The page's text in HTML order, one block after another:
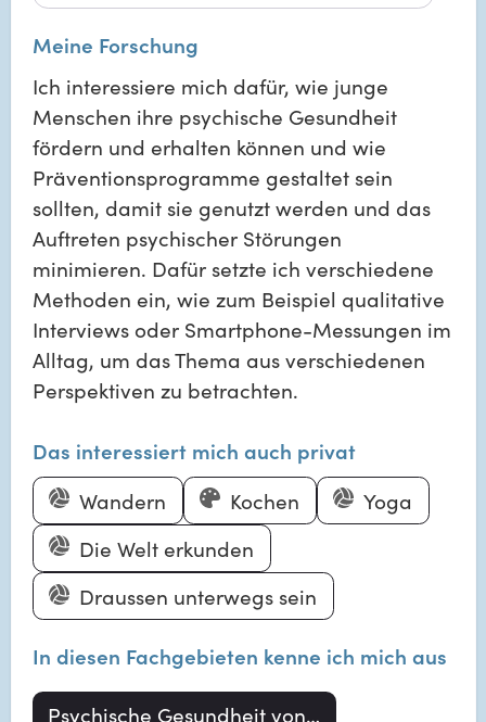
Meine Forschung
Ich interessiere mich dafür, wie junge
Menschen ihre psychische Gesundheit
fördern und erhalten können und wie
Präventionsprogramme gestaltet sein
sollten, damit sie genutzt werden und das
Auftreten psychischer Störungen
minimieren. Dafür setzte ich verschiedene
Methoden ein, wie zum Beispiel qualitative
Interviews oder Smartphone-Messungen im
Alltag, um das Thema aus verschiedenen
Perspektiven zu betrachten.
Das interessiert mich auch privat
Wandern
Kochen
Yoga
Die Welt erkunden
Draussen unterwegs sein
In diesen Fachgebieten kenne ich mich aus
Psychische Gesundheit von Jugendlichen